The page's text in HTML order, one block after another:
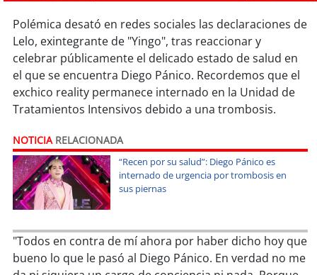
soyiquique
soycalama
soy antofagasta
soyvalparaíso
soyquillota
soysanantonio
soy chillán
Polémica desató en redes sociales las declaraciones de
Lelo, exintegrante de "Yingo", tras reaccionar y
celebrar públicamente el delicado estado de salud en
el que se encuentra Diego Pánico. Recordemos que el
exchico reality permanece internado en la Unidad de
Tratamientos Intensivos debido a una trombosis.
NOTICIARELACIONADA
“Recen por su salud”: Diego Pánico es
internado de urgencia por trombosis en
sus piernas
"Todos en contra de mí ahora por haber dicho hoy que
bueno lo que le pasó al Diego Pánico. En verdad no me